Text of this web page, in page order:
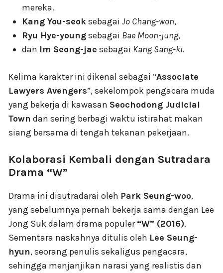
mereka.
Kang You-seoksebagai Jo Chang-won,
Ryu Hye-youngsebagai Bae Moon-jung,
dan Im Seong-jae sebagai Kang Sang-ki.
Kelima karakter ini dikenal sebagai “Associate
Lawyers Avengers”, sekelompok pengacara muda
yang bekerja di kawasan Seochodong Judicial
Town dan sering berbagi waktu istirahat makan
siang bersama di tengah tekanan pekerjaan.
Kolaborasi Kembali dengan Sutradara
Drama “W”
Drama ini disutradarai oleh Park Seung-woo,
yang sebelumnya pernah bekerja sama dengan Lee
Jong Suk dalam drama populer“W” (2016).
Sementara naskahnya ditulis oleh Lee Seung-
hyun, seorang penulis sekaligus pengacara,
sehingga menjanjikan narasi yang realistis dan